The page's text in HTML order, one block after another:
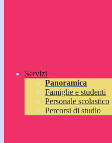
Servizi
Panoramica
Famiglie e studenti
Personale scolastico
Percorsi di studio